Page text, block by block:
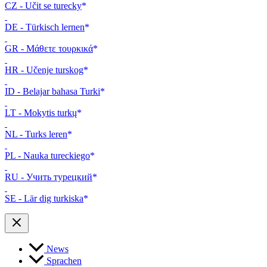
CZ - Učit se turecky
DE - Türkisch lernen
GR - Μάθετε τουρκικά
HR - Učenje turskog
ID - Belajar bahasa Turki
LT - Mokytis turkų
NL - Turks leren
PL - Nauka tureckiego
RU - Учить турецкий
SE - Lär dig turkiska
News
Sprachen